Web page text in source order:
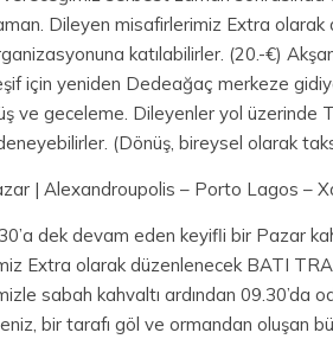
Dileyen misafirlerimiz Extra olarak
katılabilirler. (20.-€)
için yeniden Dedeağaç merkeze
ve geceleme. Dileyenler yol üzerinde
deneyebilirler. (Dönüş, bireysel olarak
| Alexandroupolis – Porto Lagos –
dek devam eden keyifli bir Pazar
Extra olarak düzenlenecek BATI
sabah kahvaltı ardından 09.30’da
bir tarafı göl ve ormandan oluşan